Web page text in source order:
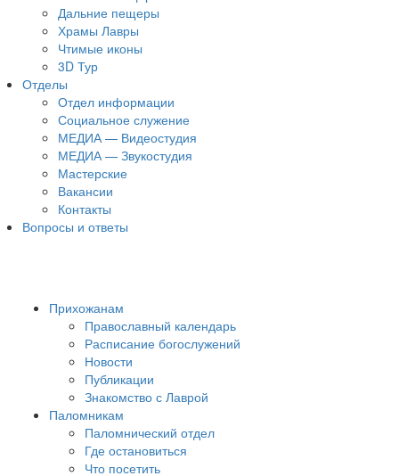
Дальние пещеры
Храмы Лавры
Чтимые иконы
3D Тур
Отделы
Отдел информации
Социальное служение
МЕДИА — Видеостудия
МЕДИА — Звукостудия
Мастерские
Вакансии
Контакты
Вопросы и ответы
Прихожанам
Православный календарь
Расписание богослужений
Новости
Публикации
Знакомство с Лаврой
Паломникам
Паломнический отдел
Где остановиться
Что посетить